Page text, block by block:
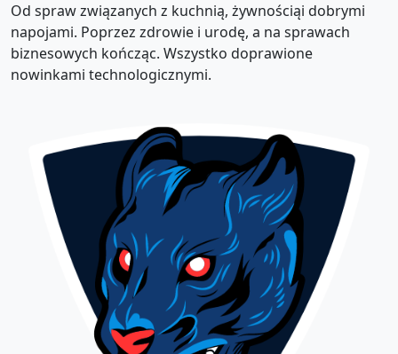
Od spraw związanych z kuchnią, żywnościąi dobrymi
napojami. Poprzez zdrowie i urodę, a na sprawach
biznesowych kończąc. Wszystko doprawione
nowinkami technologicznymi.